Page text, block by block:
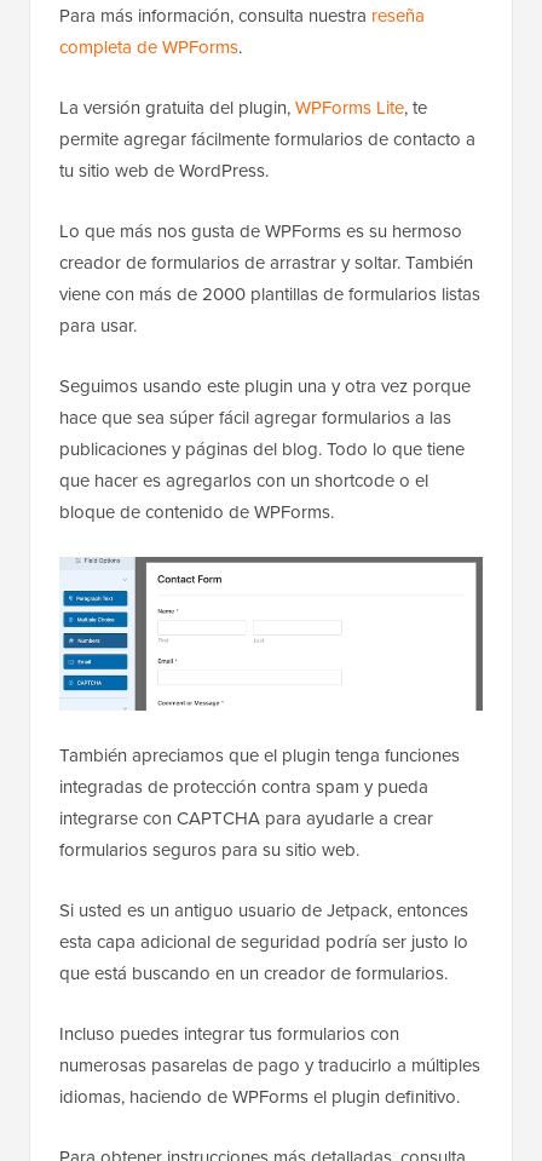
Para más información, consulta nuestra reseña
completa de WPForms.
La versión gratuita del plugin,WPForms Lite, te
permite agregar fácilmente formularios de contacto a
tu sitio web de WordPress.
Lo que más nos gusta de WPForms es su hermoso
creador de formularios de arrastrar y soltar. También
viene con más de 2000 plantillas de formularios listas
para usar.
Seguimos usando este plugin una y otra vez porque
hace que sea súper fácil agregar formularios a las
publicaciones y páginas del blog. Todo lo que tiene
que hacer es agregarlos con un shortcode o el
bloque de contenido de WPForms.
También apreciamos que el plugin tenga funciones
integradas de protección contra spam y pueda
integrarse con CAPTCHA para ayudarle a crear
formularios seguros para su sitio web.
Si usted es un antiguo usuario de Jetpack, entonces
esta capa adicional de seguridad podría ser justo lo
que está buscando en un creador de formularios.
Incluso puedes integrar tus formularios con
numerosas pasarelas de pago y traducirlo a múltiples
idiomas, haciendo de WPForms el plugin definitivo.